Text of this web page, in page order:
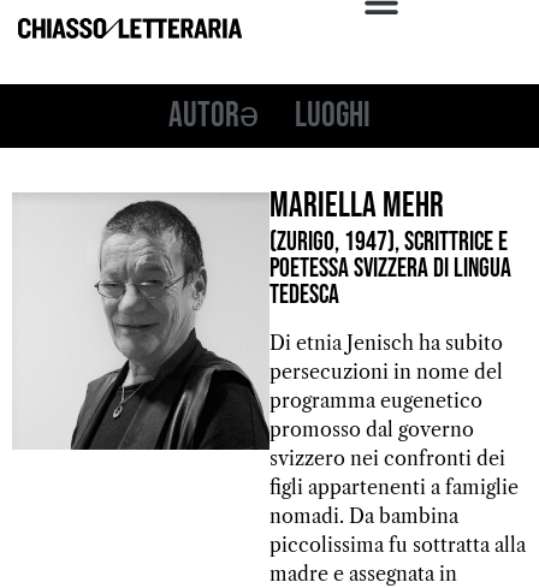
Autorə Luoghi
Mariella Mehr
(Zurigo, 1947), scrittrice e
poetessa svizzera di lingua
tedesca
Di etnia Jenisch ha subito
persecuzioni in nome del
programma eugenetico
promosso dal governo
svizzero nei confronti dei
figli appartenenti a famiglie
nomadi. Da bambina
piccolissima fu sottratta alla
madre e assegnata in